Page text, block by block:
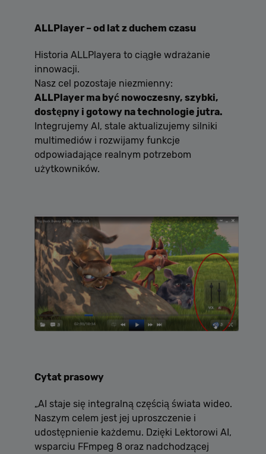
ALLPlayer – od lat z duchem czasu
Historia ALLPlayera to ciągłe wdrażanie
innowacji.
Nasz cel pozostaje niezmienny:
ALLPlayer ma być nowoczesny, szybki,
dostępny i gotowy na technologie jutra.
Integrujemy AI, stale aktualizujemy silniki
multimediów i rozwijamy funkcje
odpowiadające realnym potrzebom
użytkowników.
Cytat prasowy
„AI staje się integralną częścią świata wideo.
Naszym celem jest jej uproszczenie i
udostępnienie każdemu. Dzięki Lektorowi AI,
wsparciu FFmpeg 8 oraz nadchodzącej